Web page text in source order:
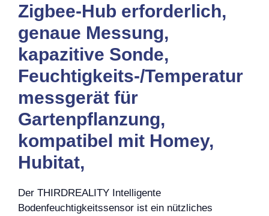
Zigbee-Hub erforderlich,
genaue Messung,
kapazitive Sonde,
Feuchtigkeits-/Temperatur
messgerät für
Gartenpflanzung,
kompatibel mit Homey,
Hubitat,
Der THIRDREALITY Intelligente
Bodenfeuchtigkeitssensor ist ein nützliches